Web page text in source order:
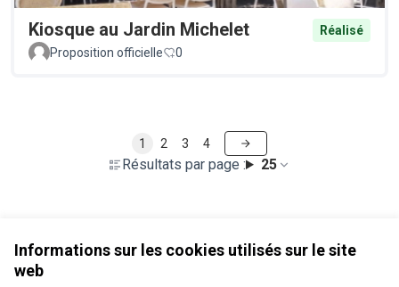
Informations sur les cookies utilisés sur le site
web
Kiosque au Jardin Michelet
Réalisé
Proposition officielle
0
Résultats par page : 25
1 2 3 4